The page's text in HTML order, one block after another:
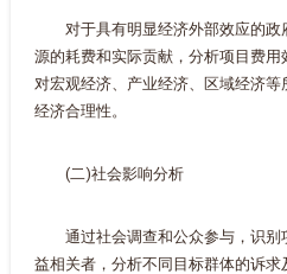
对于具有明显经济外部效应的
源的耗费和实际贡献，分析项目费用
对宏观经济、产业经济、区域经济
经济合理性。
(二)社会影响分析
通过社会调查和公众参与，识
益相关者，分析不同目标群体的诉